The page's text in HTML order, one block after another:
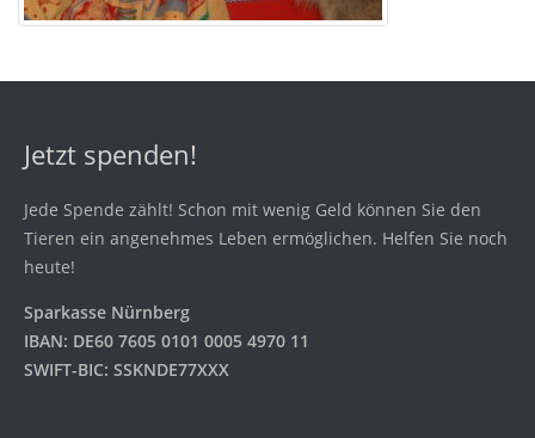
Jetzt spenden!
Jede Spende zählt! Schon mit wenig Geld können Sie den
Tieren ein angenehmes Leben ermöglichen. Helfen Sie noch
heute!
Sparkasse Nürnberg
IBAN: DE60 7605 0101 0005 4970 11
SWIFT-BIC: SSKNDE77XXX